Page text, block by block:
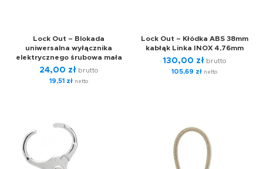
Lock Out – Blokada
uniwersalna wyłącznika
elektrycznego śrubowa mała
24,00 zł brutto
19,51 zł netto
Lock Out – Kłódka ABS 38mm
kabłąk Linka INOX 4,76mm
130,00 zł brutto
105,69 zł netto